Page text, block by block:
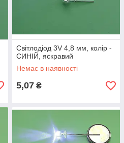
Світлодіод 3V 4,8 мм, колір -
СИНІЙ, яскравий
Немає в наявності
5,07 ₴